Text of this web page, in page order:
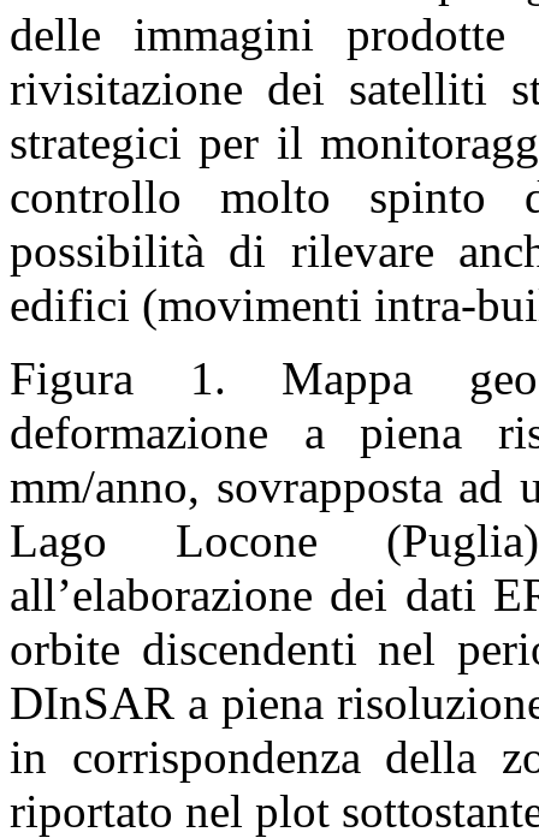
delle immagini
rivisitazione dei satelliti
strategici per il
controllo molto spinto
possibilità di rilevare
edifici (movimenti intra-
Figura 1. Mappa
deformazione a piena
mm/anno, sovrapposta ad
Lago Locone
all’elaborazione dei dati
orbite discendenti nel
DInSAR a piena
in corrispondenza della
riportato nel plot